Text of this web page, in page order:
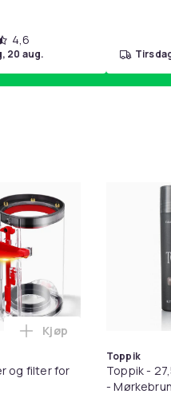
4,6
20 aug.
& Controls Excess Oil i
Roborock S5 Max/S6
og filter for
Legg Støvbeholder og
Kjøp
Toppik
Toppik -
- Mørkebrun